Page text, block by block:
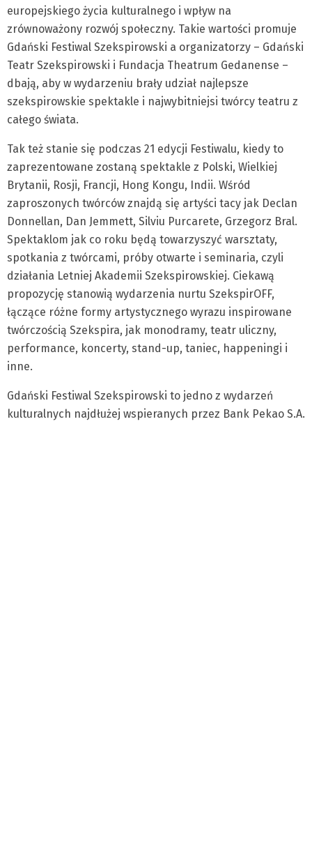
europejskiego życia kulturalnego i wpływ na
zrównoważony rozwój społeczny. Takie wartości promuje
Gdański Festiwal Szekspirowski a organizatorzy – Gdański
Teatr Szekspirowski i Fundacja Theatrum Gedanense –
dbają, aby w wydarzeniu brały udział najlepsze
szekspirowskie spektakle i najwybitniejsi twórcy teatru z
całego świata.
Tak też stanie się podczas 21 edycji Festiwalu, kiedy to
zaprezentowane zostaną spektakle z Polski, Wielkiej
Brytanii, Rosji, Francji, Hong Kongu, Indii. Wśród
zaproszonych twórców znajdą się artyści tacy jak Declan
Donnellan, Dan Jemmett, Silviu Purcarete, Grzegorz Bral.
Spektaklom jak co roku będą towarzyszyć warsztaty,
spotkania z twórcami, próby otwarte i seminaria, czyli
działania Letniej Akademii Szekspirowskiej. Ciekawą
propozycję stanowią wydarzenia nurtu SzekspirOFF,
łączące różne formy artystycznego wyrazu inspirowane
twórczością Szekspira, jak monodramy, teatr uliczny,
performance, koncerty, stand-up, taniec, happeningi i
inne.
Gdański Festiwal Szekspirowski to jedno z wydarzeń
kulturalnych najdłużej wspieranych przez Bank Pekao S.A.